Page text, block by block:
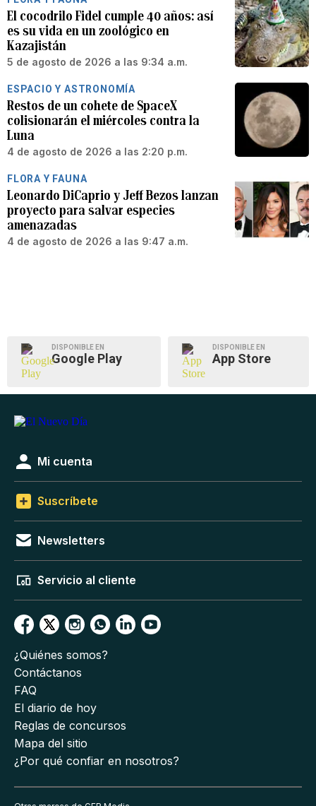
El cocodrilo Fidel cumple 40 años: así
es su vida en un zoológico en
Kazajistán
5 de agosto de 2026 a las 9:34 a.m.
ESPACIO Y ASTRONOMÍA
Restos de un cohete de SpaceX
colisionarán el miércoles contra la
Luna
4 de agosto de 2026 a las 2:20 p.m.
FLORA Y FAUNA
Leonardo DiCaprio y Jeff Bezos lanzan
proyecto para salvar especies
amenazadas
4 de agosto de 2026 a las 9:47 a.m.
DISPONIBLE EN
Google Play
DISPONIBLE EN
App Store
Mi cuenta
Suscríbete
Newsletters
Servicio al cliente
¿Quiénes somos?
Contáctanos
FAQ
El diario de hoy
Reglas de concursos
Mapa del sitio
¿Por qué confiar en nosotros?